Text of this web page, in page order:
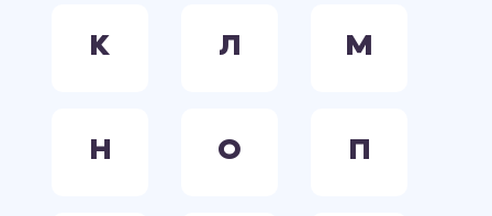
К Л М
Н О П